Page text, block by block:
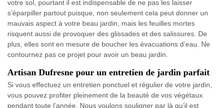
votre sol, pourtant il est indispensable de ne pas les laisser
s’éparpiller partout puisque, non seulement cela peut donner un
mauvais aspect à votre beau jardin, mais les feuilles mortes
risquent aussi de provoquer des glissades et des salissures. De
plus, elles sont en mesure de boucher les évacuations d’eau. Ne
contournez pas ce projet pour avoir un beau jardin.
Artisan Dufresne pour un entretien de jardin parfait
Si vous effectuez un entretien ponctuel et régulier de votre jardin,
vous pouvez profiter pleinement de la beauté de vos végétaux
pendant toute l’année. Nous voulons souligner par là qu’il est